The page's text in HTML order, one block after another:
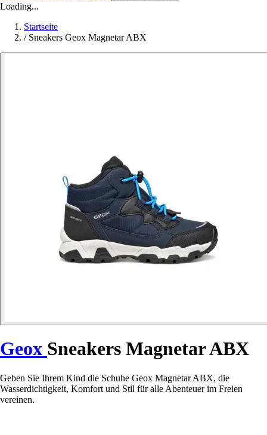
Loading...
Startseite
/ Sneakers Geox Magnetar ABX
Geox Sneakers Magnetar ABX
Geben Sie Ihrem Kind die Schuhe Geox Magnetar ABX, die
Wasserdichtigkeit, Komfort und Stil für alle Abenteuer im Freien
vereinen.